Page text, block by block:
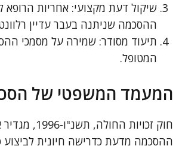
שיקול דעת מקצועי: אחריות הרופא
ההסכמה שניתנה בעבר עדיין
תיעוד מסודר: שמירה על מסמכי
המטופל.
המעמד המשפטי של
חוק זכויות החולה,
ההסכמה מדעת כדרישה חיונית לביצוע